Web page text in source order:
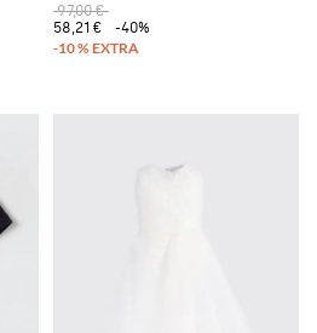
97,00 €
58,21 €
-40%